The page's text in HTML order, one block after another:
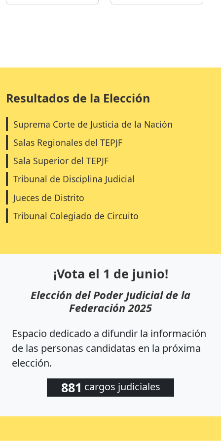
Resultados de la Elección
Suprema Corte de Justicia de la Nación
Salas Regionales del TEPJF
Sala Superior del TEPJF
Tribunal de Disciplina Judicial
Jueces de Distrito
Tribunal Colegiado de Circuito
¡Vota el 1 de junio!
Elección del Poder Judicial de la
Federación 2025
Espacio dedicado a difundir la información
de las personas candidatas en la próxima
elección.
881 cargos judiciales